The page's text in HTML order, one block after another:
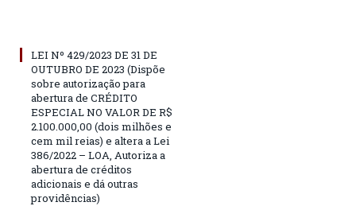
LEI Nº 429/2023 DE 31 DE
OUTUBRO DE 2023 (Dispõe
sobre autorização para
abertura de CRÉDITO
ESPECIAL NO VALOR DE R$
2.100.000,00 (dois milhões e
cem mil reias) e altera a Lei
386/2022 – LOA, Autoriza a
abertura de créditos
adicionais e dá outras
providências)